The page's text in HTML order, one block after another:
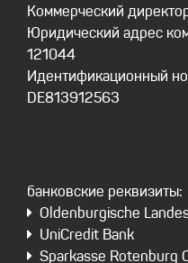
Коммерческий
Юридический адрес
121044
Идентификационный
DE813912563
бaнковские реквизиты:
Oldenburgische
UniCredit Bank
Sparkasse Rotenburg